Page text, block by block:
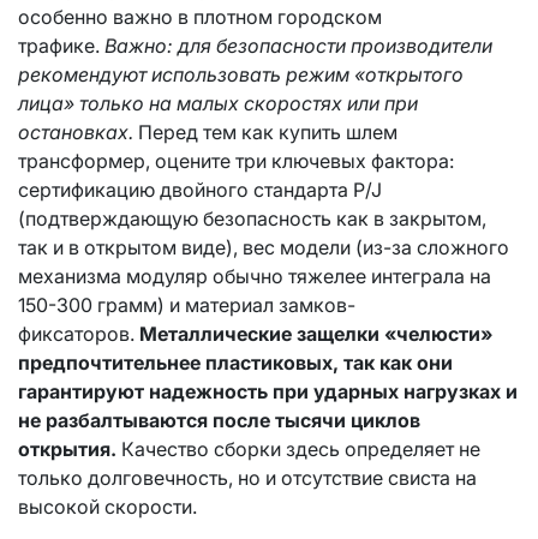
особенно важно в плотном городском
трафике. Важно: для безопасности производители
рекомендуют использовать режим «открытого
лица» только на малых скоростях или при
остановках. Перед тем как купить шлем
трансформер, оцените три ключевых фактора:
сертификацию двойного стандарта P/J
(подтверждающую безопасность как в закрытом,
так и в открытом виде), вес модели (из-за сложного
механизма модуляр обычно тяжелее интеграла на
150-300 грамм) и материал замков-
фиксаторов. Металлические защелки «челюсти»
предпочтительнее пластиковых, так как они
гарантируют надежность при ударных нагрузках и
не разбалтываются после тысячи циклов
открытия. Качество сборки здесь определяет не
только долговечность, но и отсутствие свиста на
высокой скорости.